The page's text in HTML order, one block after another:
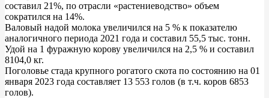
составил 21%, по отрасли «растениеводство» объем
сократился на 14%.
Валовый надой молока увеличился на 5 % к показателю
аналогичного периода 2021 года и составил 55,5 тыс. тонн.
Удой на 1 фуражную корову увеличился на 2,5 % и составил
8104,0 кг.
Поголовье стада крупного рогатого скота по состоянию на 01
января 2023 года составляет 13 553 голов (в т.ч. коров 6853
голов).